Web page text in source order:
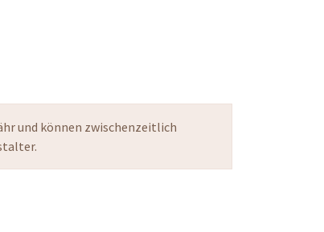
und können zwischenzeitlich